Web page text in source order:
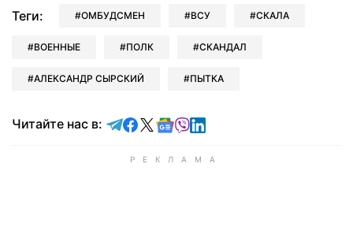
Теги: ОМБУДСМЕН ВСУ СКАЛА
ВОЕННЫЕ ПОЛК СКАНДАЛ
АЛЕКСАНДР СЫРСКИЙ ПЫТКА
Читайте нас в: Читайте в Telegram
Читайте в Facebook
Читайте в X
Читайте в Google news
Читайте в Viber
Читайте в LinkedIn